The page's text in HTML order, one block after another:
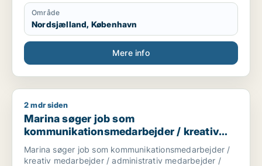
Område
Nordsjælland, København
Mere info
Marina søger job som kommunikationsmedarbejder /
2 mdr siden
Marina søger job som
kommunikationsmedarbejder / kreativ
medarbejder / administrativ medarbejder
/ receptionist / ejendomsfunktionær
Marina søger job som kommunikationsmedarbejder /
kreativ medarbejder / administrativ medarbejder /